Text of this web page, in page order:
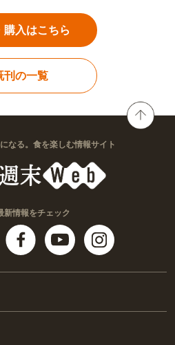
購入はこちら
刊の一覧
なる。食を楽しむ情報サイト
新情報をチェック